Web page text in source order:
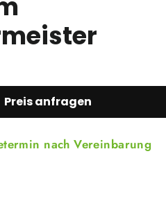
Preis anfragen
nachVereinbarung